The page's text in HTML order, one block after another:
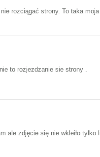
rozciągać strony. To taka moja
to rozjezdzanie sie strony .
ale zdjęcie się nie wkleiło